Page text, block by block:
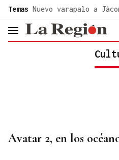
Temas Nuevo varapalo a
header.menu.open
Avatar 2, en los